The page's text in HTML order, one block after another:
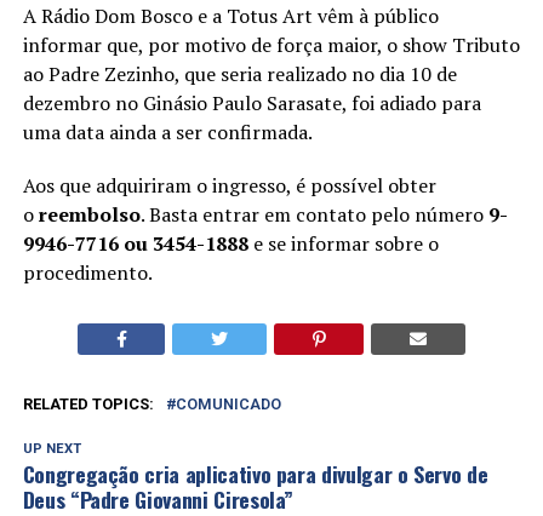
A Rádio Dom Bosco e a Totus Art vêm à público
informar que, por motivo de força maior, o show Tributo
ao Padre Zezinho, que seria realizado no dia 10 de
dezembro no Ginásio Paulo Sarasate, foi adiado para
uma data ainda a ser confirmada.
Aos que adquiriram o ingresso, é possível obter
oreembolso. Basta entrar em contato pelo número 9-
9946-7716 ou 3454-1888 e se informar sobre o
procedimento.
RELATED TOPICS: COMUNICADO
UP NEXT
Congregação cria aplicativo para divulgar o Servo de
Deus “Padre Giovanni Ciresola”